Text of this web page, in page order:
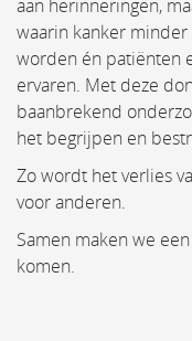
aan herinneringen,
waarin kanker minder
worden én patiënten
ervaren. Met deze
baanbrekend
het begrijpen en
Zo wordt het verlies
voor anderen.
Samen maken we
komen.